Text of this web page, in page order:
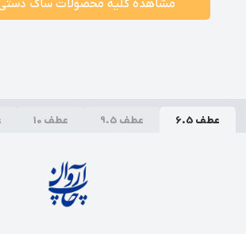
مشاهده کلیه محصولات ساک
عطف 6.5 عطف 9.5 عطف 10